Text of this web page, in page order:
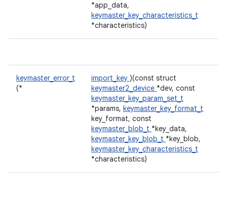
*app_data,
keymaster_key_characteristics_t
*characteristics)
keymaster_error_t
(*
import_key )(const struct
keymaster2_device *dev, const
keymaster_key_param_set_t
*params, keymaster_key_format_t
key_format, const
keymaster_blob_t *key_data,
keymaster_key_blob_t *key_blob,
keymaster_key_characteristics_t
*characteristics)